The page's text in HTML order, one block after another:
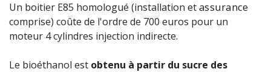
Un boitier E85 homologué (installation etassurance
comprise) coûte de l'ordre de 700 euros pour un
moteur 4 cylindres injection indirecte.
Le bioéthanol est obtenu à partir du sucre des